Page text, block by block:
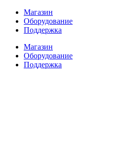
Перейти
содержимому
Магазин
Оборудование
Поддержка
Магазин
Оборудование
Поддержка